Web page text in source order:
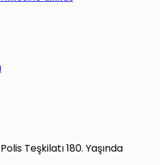
Teşkilatı 180. Yaşında